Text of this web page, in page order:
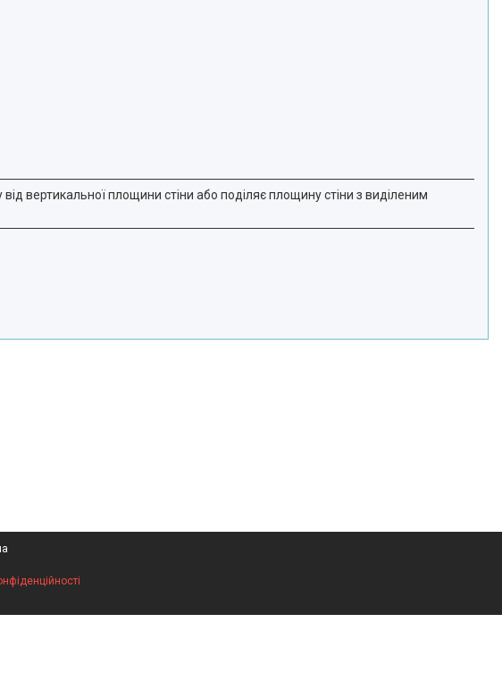
вертикальної площини стіни або поділяє площину стіни з виділеним